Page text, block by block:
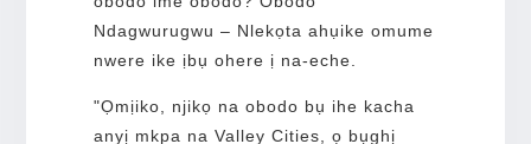
Ndagwurugwu – Nlekọta ahụike omume
nwere ike ịbụ ohere ị na-eche.
"Ọmịiko, njikọ na obodo bụ ihe kacha
anyị mkpa na Valley Cities, ọ bụghị